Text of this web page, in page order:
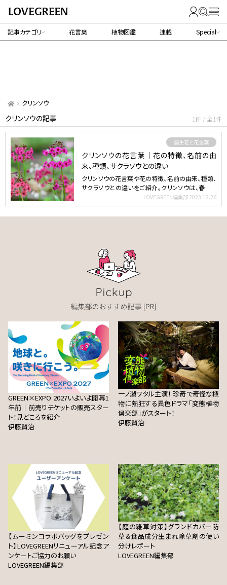
記事カテゴリ 花言葉 植物図鑑 連載 Special
クリンソウ
クリンソウの記事 1件 / 全1件
誕生花と花言葉
クリンソウの花言葉｜花の特徴、名前の由
来、種類、サクラソウとの違い
クリンソウの花言葉や花の特徴、名前の由来、種類、
サクラソウとの違いをご紹介。クリンソウは、春から
LOVEGREEN編集部 2023.12.26
GREEN×EXPO 2027いよいよ開幕1
年前｜前売りチケットの販売スター
ト！見どころを紹介
伊藤賢治
一ノ瀬ワタル主演！ 珍奇で奇怪な植
物に熱狂する異色ドラマ「変態植物
倶楽部」がスタート！
伊藤賢治
【ムーミンコラボバッグをプレゼン
ト】LOVEGREENリニューアル記念ア
ンケートご協力のお願い
LOVEGREEN編集部
【庭の雑草対策】グランドカバー防
草＆食品成分生まれ除草剤の使い
分けレポート
LOVEGREEN編集部